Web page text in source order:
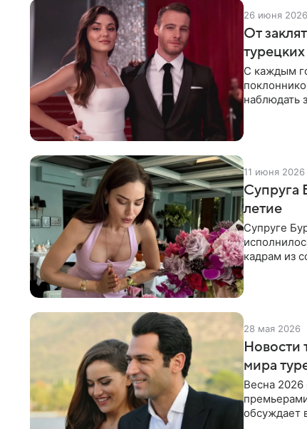
26 июня 2026
От
С каждым
наблюдать
11 июня 2026
Супруга
летие
Супруге
кадрам из
28 мая 2026
Новости
мира
Весна 2026
обсуждает